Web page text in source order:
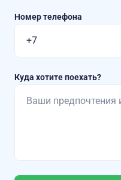
Номер телефона
Куда хотите поехать?